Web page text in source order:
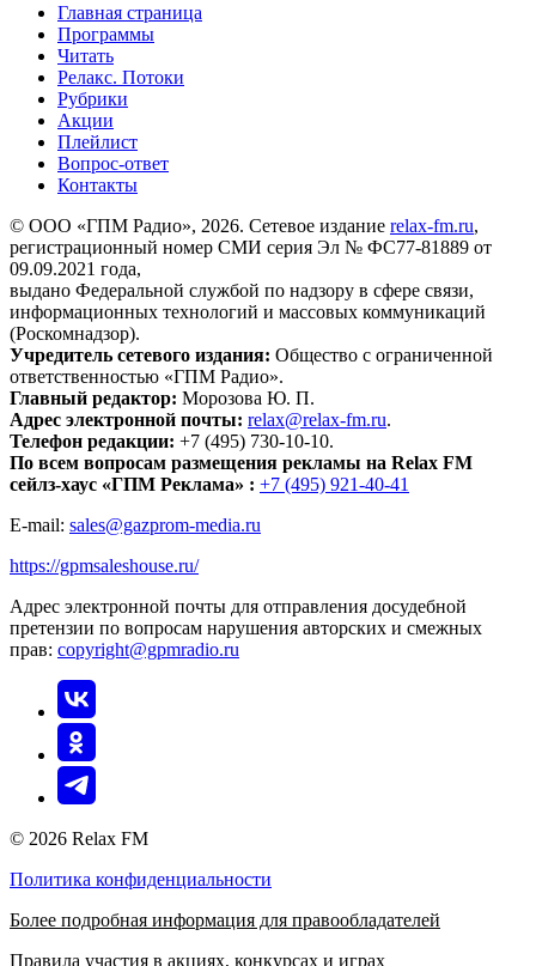
Главная страница
Программы
Читать
Релакс. Потоки
Рубрики
Акции
Плейлист
Вопрос-ответ
Контакты
© ООО «ГПМ Радио», 2026. Сетевое издание relax-fm.ru,
регистрационный номер СМИ серия Эл № ФС77-81889 от
09.09.2021 года,
выдано Федеральной службой по надзору в сфере связи,
информационных технологий и массовых коммуникаций
(Роскомнадзор).
Учредитель сетевого издания: Общество с ограниченной
ответственностью «ГПМ Радио».
Главный редактор: Морозова Ю. П.
Адрес электронной почты: relax@relax-fm.ru.
Телефон редакции: +7 (495) 730-10-10.
По всем вопросам размещения рекламы на Relax FM
сейлз-хаус «ГПМ Реклама» : +7 (495) 921-40-41
E-mail: sales@gazprom-media.ru
https://gpmsaleshouse.ru/
Адрес электронной почты для отправления досудебной
претензии по вопросам нарушения авторских и смежных
прав: copyright@gpmradio.ru
© 2026 Relax FM
Политика конфиденциальности
Более подробная информация для правообладателей
Правила участия в акциях, конкурсах и играх